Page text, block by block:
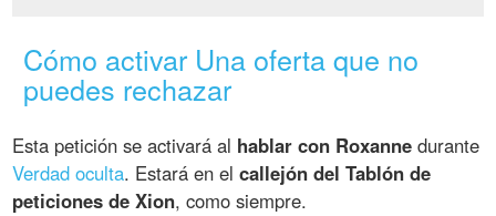
Cómo activar Una oferta que no
puedes rechazar
Esta petición se activará al hablar con Roxanne durante
Verdad oculta. Estará en elcallejón del Tablón de
peticiones de Xion, como siempre.